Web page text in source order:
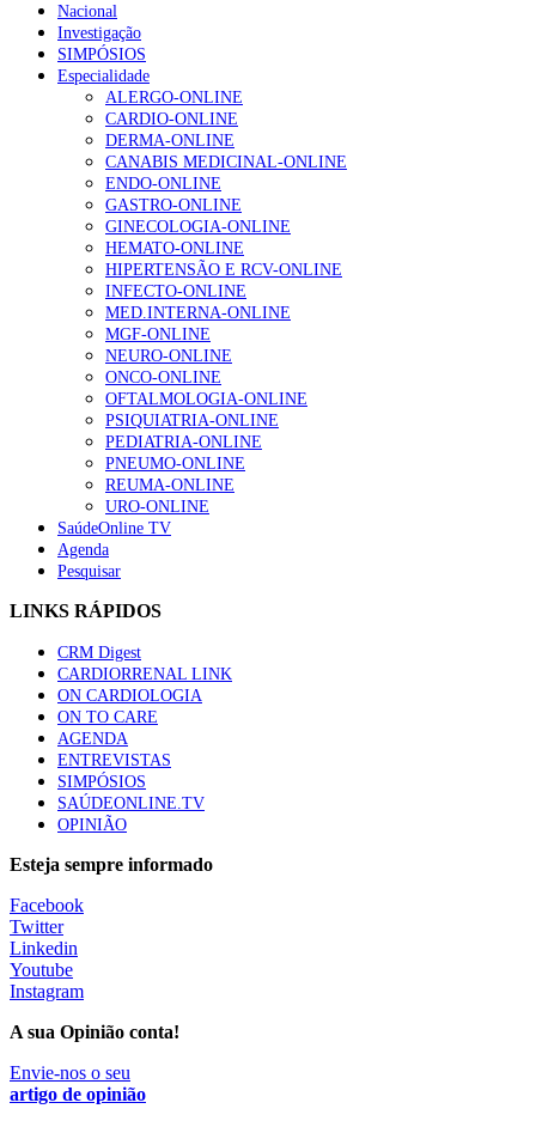
Nacional
Investigação
SIMPÓSIOS
Especialidade
ALERGO-ONLINE
CARDIO-ONLINE
DERMA-ONLINE
CANABIS MEDICINAL-ONLINE
ENDO-ONLINE
GASTRO-ONLINE
GINECOLOGIA-ONLINE
HEMATO-ONLINE
HIPERTENSÃO E RCV-ONLINE
INFECTO-ONLINE
MED.INTERNA-ONLINE
MGF-ONLINE
NEURO-ONLINE
ONCO-ONLINE
OFTALMOLOGIA-ONLINE
PSIQUIATRIA-ONLINE
PEDIATRIA-ONLINE
PNEUMO-ONLINE
REUMA-ONLINE
URO-ONLINE
SaúdeOnline TV
Agenda
Pesquisar
LINKS RÁPIDOS
CRM Digest
CARDIORRENAL LINK
ON CARDIOLOGIA
ON TO CARE
AGENDA
ENTREVISTAS
SIMPÓSIOS
SAÚDEONLINE.TV
OPINIÃO
Esteja sempre informado
Facebook
Twitter
Linkedin
Youtube
Instagram
A sua Opinião conta!
Envie-nos o seu
artigo de opinião